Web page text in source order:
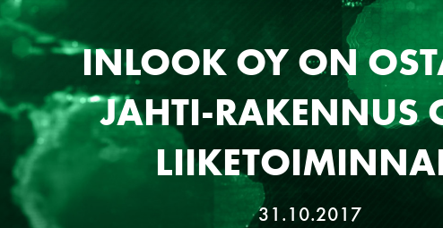
INLOOK OY ON
JAHTI-RAKENNUS
31.10.2017